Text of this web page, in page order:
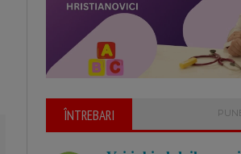
ÎNTREBARI